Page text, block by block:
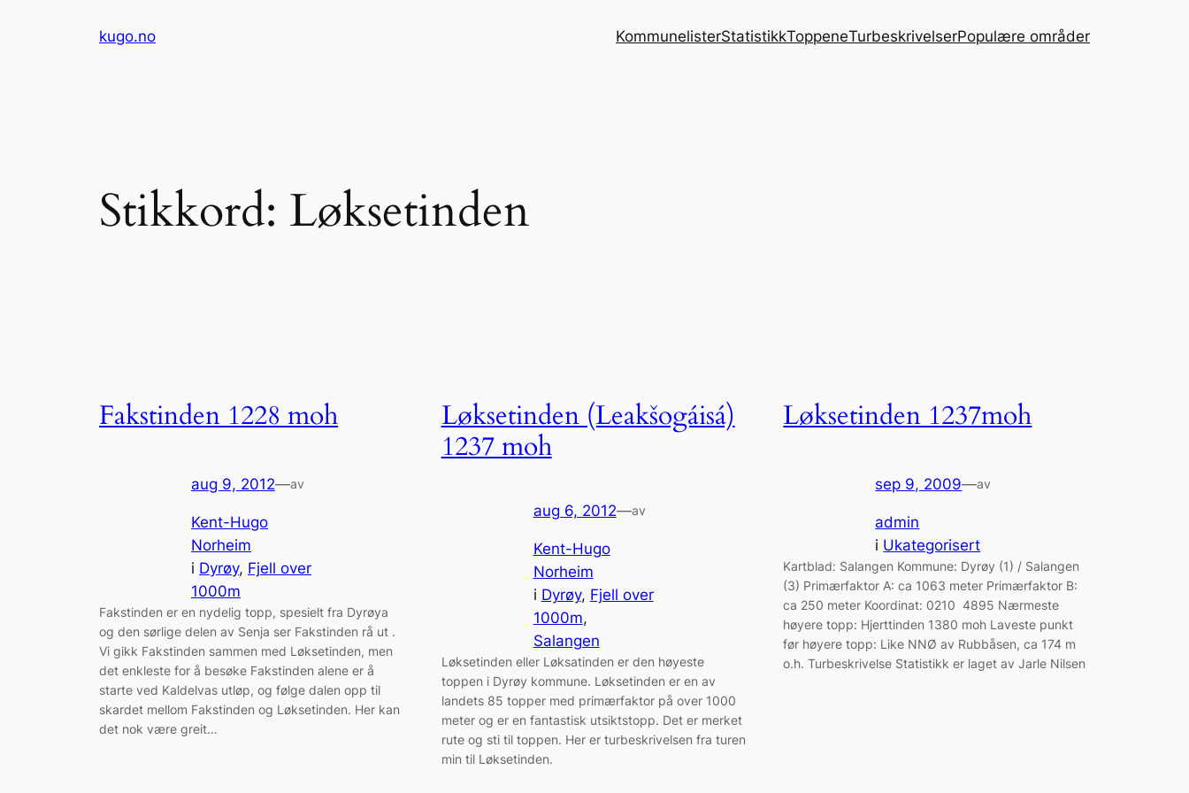
kugo.no KommunelisterStatistikkToppeneTurbeskrivelserPopulære områder
Stikkord: Løksetinden
Fakstinden 1228 moh
aug 9, 2012—av
Kent-Hugo
Norheim
i Dyrøy, Fjell over
1000m
Fakstinden er en nydelig topp, spesielt fra Dyrøya
og den sørlige delen av Senja ser Fakstinden rå ut .
Vi gikk Fakstinden sammen med Løksetinden, men
det enkleste for å besøke Fakstinden alene er å
starte ved Kaldelvas utløp, og følge dalen opp til
skardet mellom Fakstinden og Løksetinden. Her kan
det nok være greit…
Løksetinden (Leakšogáisá)
1237 moh
aug 6, 2012—av
Kent-Hugo
Norheim
i Dyrøy, Fjell over
1000m
Salangen
Løksetinden eller Løksatinden er den høyeste
toppen i Dyrøy kommune. Løksetinden er en av
landets 85 topper med primærfaktor på over 1000
meter og er en fantastisk utsiktstopp. Det er merket
rute og sti til toppen. Her er turbeskrivelsen fra turen
min til Løksetinden.
Løksetinden 1237moh
sep 9, 2009—av
admin
i Ukategorisert
Kartblad: Salangen Kommune: Dyrøy (1) / Salangen
(3) Primærfaktor A: ca 1063 meter Primærfaktor B:
ca 250 meter Koordinat: 0210 4895 Nærmeste
høyere topp: Hjerttinden 1380 moh Laveste punkt
før høyere topp: Like NNØ av Rubbåsen, ca 174 m
o.h. Turbeskrivelse Statistikk er laget av Jarle Nilsen